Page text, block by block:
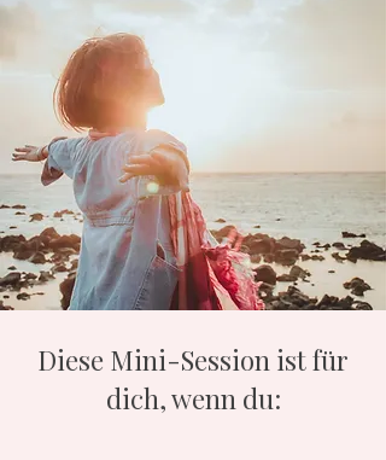
Diese Mini-Session ist für
dich, wenn du: